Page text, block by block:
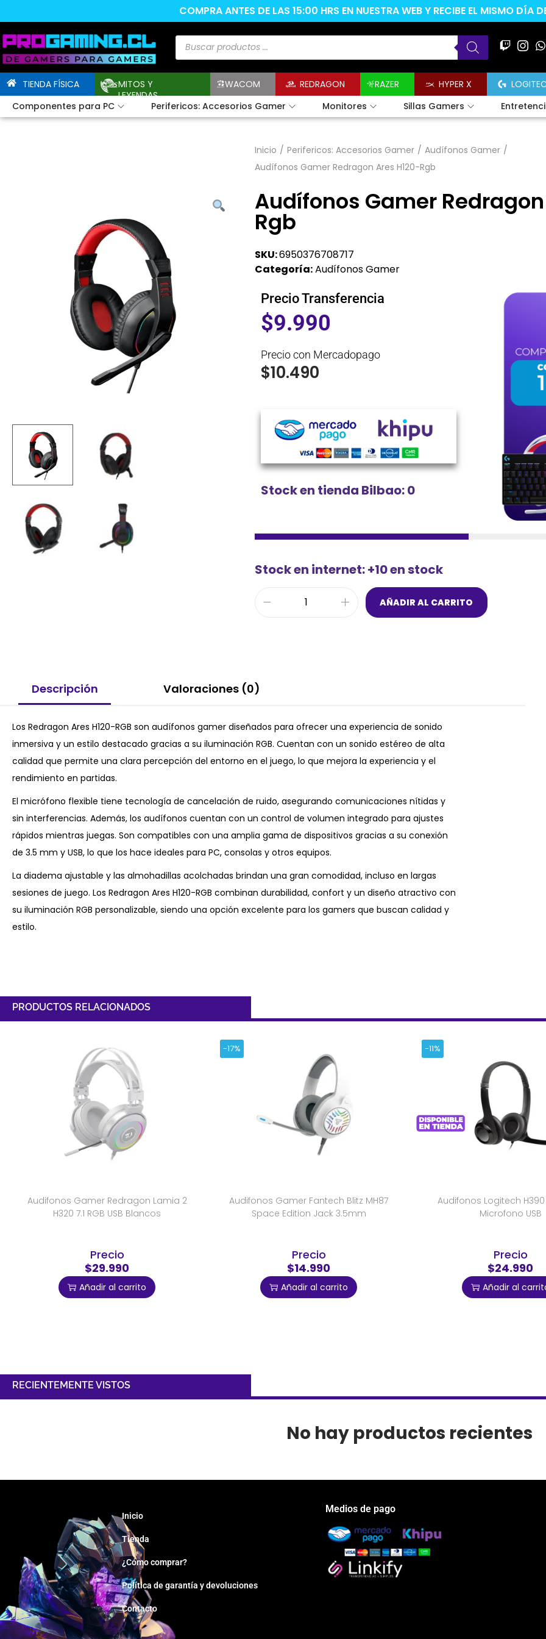
COMPRA ANTES DE LAS 15:00 HRS EN NUESTRA WEB Y RECIBE EL MISMO DÍA
TIENDA FÍSICA
MITOS Y
LEYENDAS
WACOM REDRAGON RAZER HYPER X
Componentes para PC
Perifericos: Accesorios Gamer Monitores Sillas Gamers
Inicio / Perifericos: Accesorios Gamer / Audífonos Gamer /
Audífonos Gamer Redragon Ares H120-Rgb
Audífonos Gamer
Rgb
SKU:6950376708717
Categoría:Audífonos Gamer
Precio Transferencia
$9.990
Precio con Mercadopago
$10.490
Stock en tienda Bilbao: 0
Stock en internet: +10 en stock
AÑADIR AL CARRITO
Descripción Valoraciones (0)
Los Redragon Ares H120-RGB son audífonos gamer diseñados para ofrecer una experiencia de sonido
inmersiva y un estilo destacado gracias a su iluminación RGB. Cuentan con un sonido estéreo de alta
calidad que permite una clara percepción del entorno en el juego, lo que mejora la experiencia y el
rendimiento en partidas.
El micrófono flexible tiene tecnología de cancelación de ruido, asegurando comunicaciones nítidas y
sin interferencias. Además, los audífonos cuentan con un control de volumen integrado para ajustes
rápidos mientras juegas. Son compatibles con una amplia gama de dispositivos gracias a su conexión
de 3.5 mm y USB, lo que los hace ideales para PC, consolas y otros equipos.
La diadema ajustable y las almohadillas acolchadas brindan una gran comodidad, incluso en largas
sesiones de juego. Los Redragon Ares H120-RGB combinan durabilidad, confort y un diseño atractivo con
su iluminación RGB personalizable, siendo una opción excelente para los gamers que buscan calidad y
estilo.
PRODUCTOS RELACIONADOS
Audifonos Gamer Redragon Lamia 2
H320 7.1 RGB USB Blancos
Precio
$29.990
Añadir al carrito
-17%
Audifonos Gamer Fantech Blitz MH87
Space Edition Jack 3.5mm
Precio
$14.990
Añadir al carrito
-11%
Audifonos Logitech
Microfono USB
Precio
$24.990
Añadir al
RECIENTEMENTE VISTOS
No hay productos recientes
Inicio
Tienda
¿Cómo comprar?
Política de garantía y devoluciones
Contacto
Medios de pago